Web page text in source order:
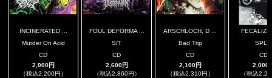
INCINERATED ...
Murder On Acid
CD
2,000円
（税込2,200円）
FOUL DEFORMA ...
S/T
CD
2,600円
（税込2,860円）
ARSCHLOCH, D ...
Bad Trip
CD
2,100円
（税込2,310円）
SPLIT
CD
2,000
（税込